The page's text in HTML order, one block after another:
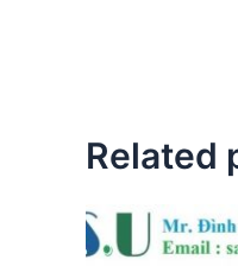
Related